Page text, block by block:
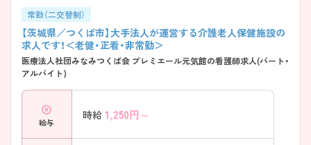
常勤（二交替制）
【茨城県／つくば市】大手法人が運営する介護老人保健施設の
求人です！＜老健・正看・非常勤＞
医療法人社団みなみつくば会 プレミエール元気館の看護師求人(パート・
アルバイト)
給与
時給 1,250円～